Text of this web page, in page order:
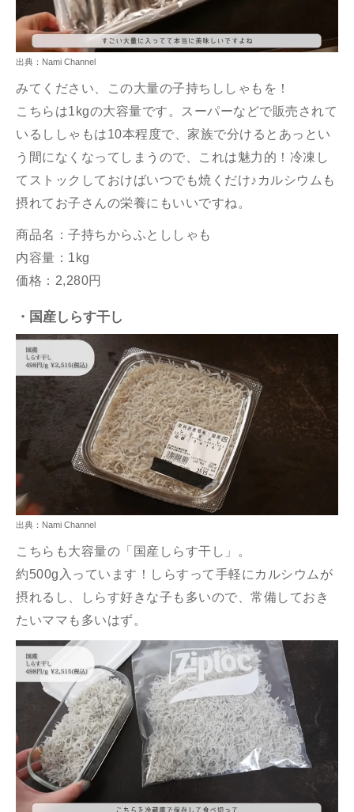
出典：Nami Channel
みてください、この大量の子持ちししゃもを！
こちらは1kgの大容量です。スーパーなどで販売されて
いるししゃもは10本程度で、家族で分けるとあっとい
う間になくなってしまうので、これは魅力的！冷凍し
てストックしておけばいつでも焼くだけ♪カルシウムも
摂れてお子さんの栄養にもいいですね。
商品名：子持ちからふとししゃも
内容量：1kg
価格：2,280円
・国産しらす干し
出典：Nami Channel
こちらも大容量の「国産しらす干し」。
約500g入っています！しらすって手軽にカルシウムが
摂れるし、しらす好きな子も多いので、常備しておき
たいママも多いはず。